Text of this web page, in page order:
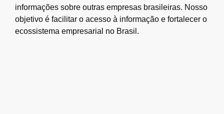
informações sobre outras empresas brasileiras. Nosso
objetivo é facilitar o acesso à informação e fortalecer o
ecossistema empresarial no Brasil.